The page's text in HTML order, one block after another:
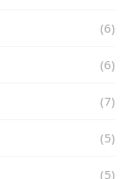
(6)
(6)
(7)
(5)
(5)